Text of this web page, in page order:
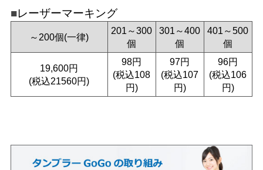
レーザーマーキング
～200個(一律)
201～300
個
301～400
個
401～500
個
19,600円
(税込21560円)
98円
(税込108
円)
97円
(税込107
円)
96円
(税込106
円)